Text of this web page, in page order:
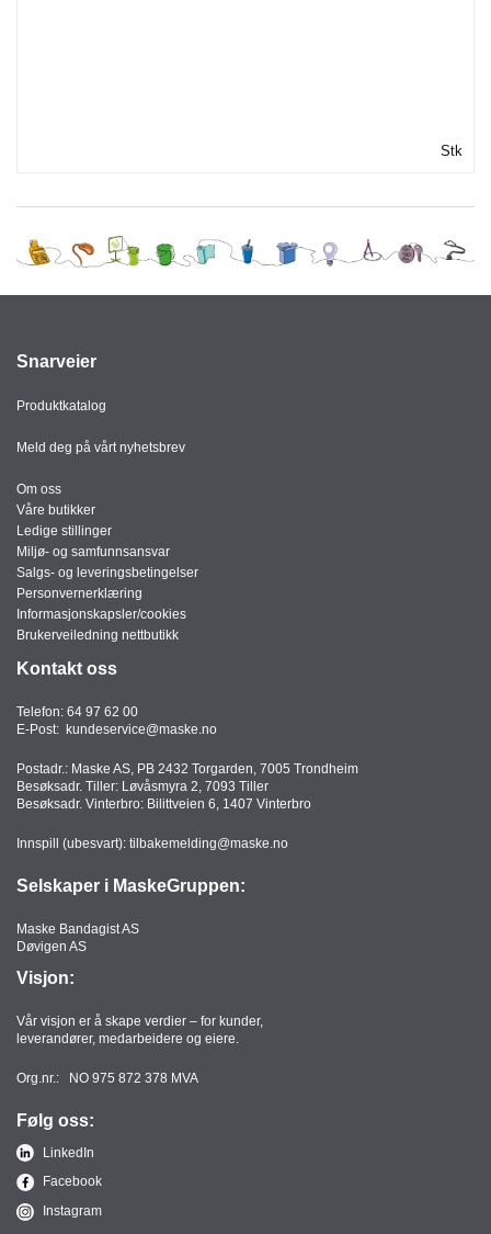
Stk
Snarveier
Produktkatalog
Meld deg på vårt nyhetsbrev
Om oss
Våre butikker
Ledige stillinger
Miljø- og samfunnsansvar
Salgs- og leveringsbetingelser
Personvernerklæring
Informasjonskapsler/cookies
Brukerveiledning nettbutikk
Kontakt oss
Telefon: 64 97 62 00
E-Post: kundeservice@maske.no
Postadr.: Maske AS, PB 2432 Torgarden, 7005 Trondheim
Besøksadr. Tiller: Løvåsmyra 2, 7093 Tiller
Besøksadr. Vinterbro: Bilittveien 6, 1407 Vinterbro
Innspill (ubesvart): tilbakemelding@maske.no
Selskaper i MaskeGruppen:
Maske Bandagist AS
Døvigen AS
Visjon:
Vår visjon er å skape verdier – for kunder,
leverandører, medarbeidere og eiere.
Org.nr.: NO 975 872 378 MVA
Følg oss:
LinkedIn
Facebook
Instagram